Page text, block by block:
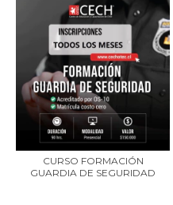
CURSO FORMACIÓN
GUARDIA DE SEGURIDAD